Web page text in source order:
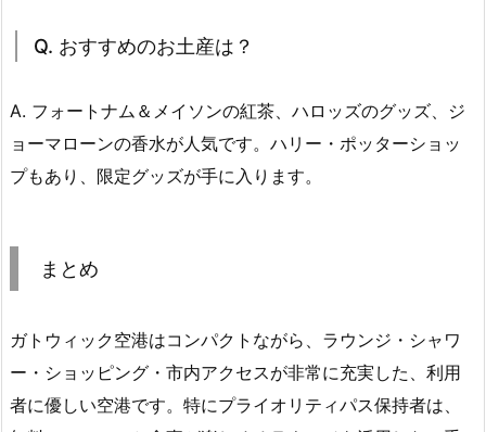
Q. おすすめのお土産は？
A. フォートナム＆メイソンの紅茶、ハロッズのグッズ、ジ
ョーマローンの香水が人気です。ハリー・ポッターショッ
プもあり、限定グッズが手に入ります。
まとめ
ガトウィック空港はコンパクトながら、ラウンジ・シャワ
ー・ショッピング・市内アクセスが非常に充実した、利用
者に優しい空港です。特にプライオリティパス保持者は、